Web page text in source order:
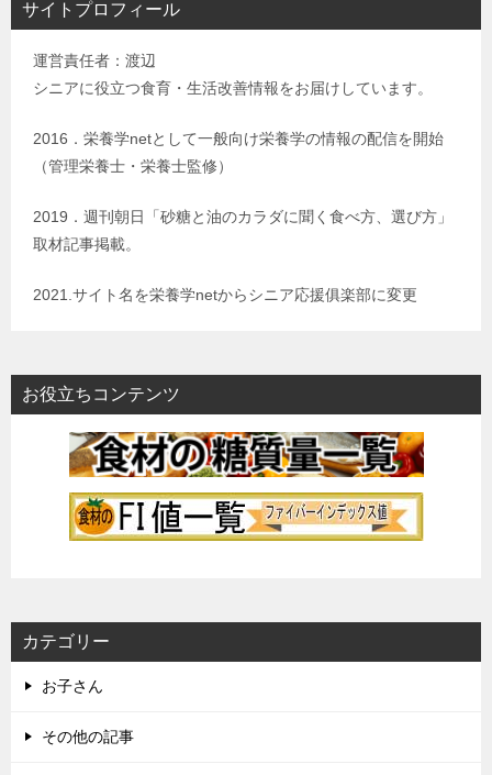
サイトプロフィール
運営責任者：渡辺
シニアに役立つ食育・生活改善情報をお届けしています。
2016．栄養学netとして一般向け栄養学の情報の配信を開始
（管理栄養士・栄養士監修）
2019．週刊朝日「砂糖と油のカラダに聞く食べ方、選び方」
取材記事掲載。
2021.サイト名を栄養学netからシニア応援俱楽部に変更
お役立ちコンテンツ
カテゴリー
お子さん
その他の記事